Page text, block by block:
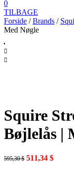
0
TILBAGE
Forside /Brands /
Med Nøgle
Squire
Bøjlelås |
595,30$ Den
511,34 $Den